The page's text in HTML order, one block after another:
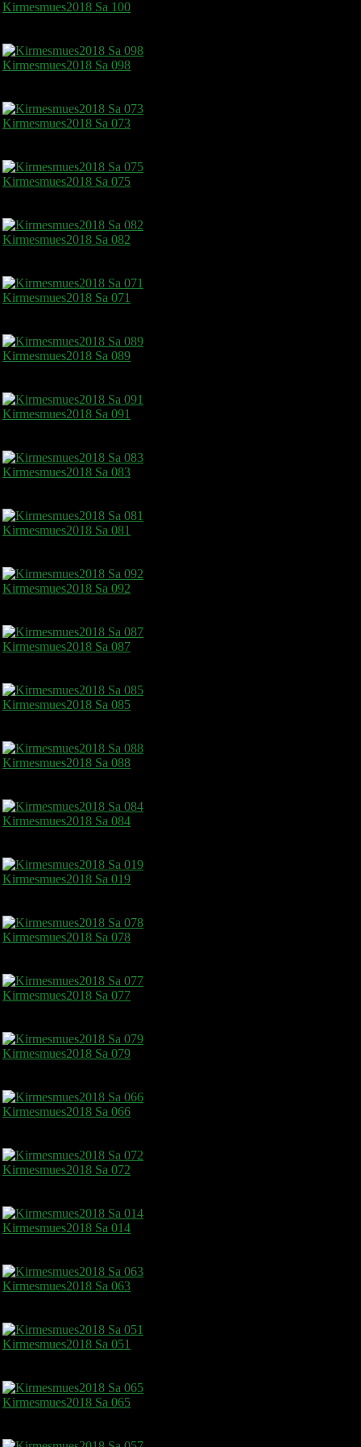
Kirmesmues2018 Sa 100
Kirmesmues2018 Sa 098
Kirmesmues2018 Sa 073
Kirmesmues2018 Sa 075
Kirmesmues2018 Sa 082
Kirmesmues2018 Sa 071
Kirmesmues2018 Sa 089
Kirmesmues2018 Sa 091
Kirmesmues2018 Sa 083
Kirmesmues2018 Sa 081
Kirmesmues2018 Sa 092
Kirmesmues2018 Sa 087
Kirmesmues2018 Sa 085
Kirmesmues2018 Sa 088
Kirmesmues2018 Sa 084
Kirmesmues2018 Sa 019
Kirmesmues2018 Sa 078
Kirmesmues2018 Sa 077
Kirmesmues2018 Sa 079
Kirmesmues2018 Sa 066
Kirmesmues2018 Sa 072
Kirmesmues2018 Sa 014
Kirmesmues2018 Sa 063
Kirmesmues2018 Sa 051
Kirmesmues2018 Sa 065